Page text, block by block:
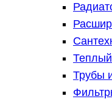
Трубы